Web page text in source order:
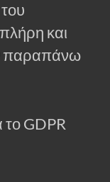
και
παραπάνω
το GDPR